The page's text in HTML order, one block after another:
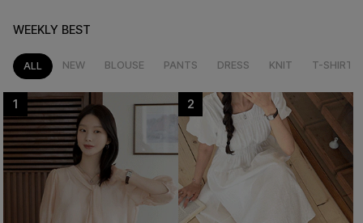
WEEKLY BEST
ALL NEW BLOUSE PANTS DRESS KNIT T-SHIRT